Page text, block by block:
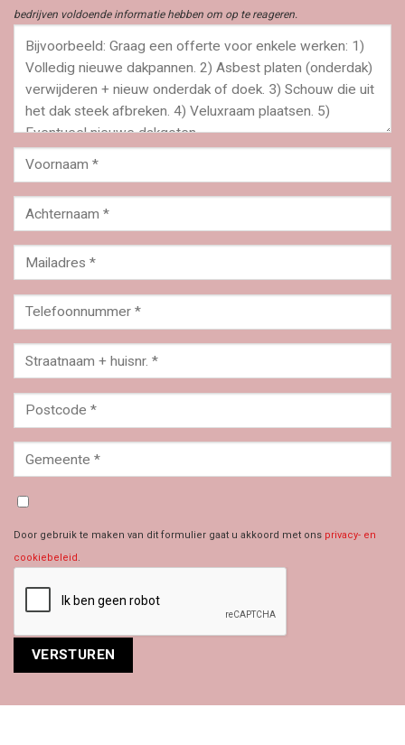
bedrijven voldoende informatie hebben om op te reageren.
Door gebruik te maken van dit formulier gaat u akkoord met ons privacy- en
cookiebeleid